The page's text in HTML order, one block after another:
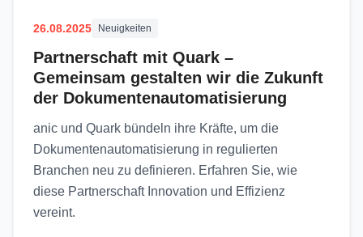
26.08.2025 Neuigkeiten
Partnerschaft mit Quark –
Gemeinsam gestalten wir die Zukunft
der Dokumentenautomatisierung
anic und Quark bündeln ihre Kräfte, um die
Dokumentenautomatisierung in regulierten
Branchen neu zu definieren. Erfahren Sie, wie
diese Partnerschaft Innovation und Effizienz
vereint.